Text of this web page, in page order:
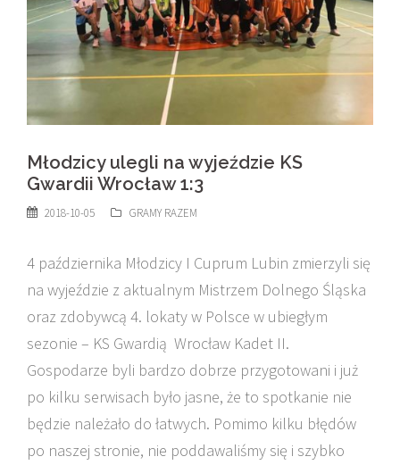
Młodzicy ulegli na wyjeździe KS
Gwardii Wrocław 1:3
2018-10-05 GRAMY RAZEM
4 października Młodzicy I Cuprum Lubin zmierzyli się
na wyjeździe z aktualnym Mistrzem Dolnego Śląska
oraz zdobywcą 4. lokaty w Polsce w ubiegłym
sezonie – KS Gwardią Wrocław Kadet II.
Gospodarze byli bardzo dobrze przygotowani i już
po kilku serwisach było jasne, że to spotkanie nie
będzie należało do łatwych. Pomimo kilku błędów
po naszej stronie, nie poddawaliśmy się i szybko